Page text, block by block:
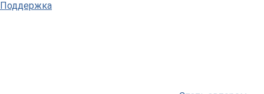
Поддержка